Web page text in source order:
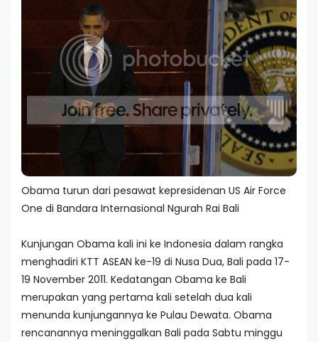
Obama turun dari pesawat kepresidenan US Air Force
One di Bandara Internasional Ngurah Rai Bali
Kunjungan Obama kali ini ke Indonesia dalam rangka
menghadiri KTT ASEAN ke-19 di Nusa Dua, Bali pada 17-
19 November 2011. Kedatangan Obama ke Bali
merupakan yang pertama kali setelah dua kali
menunda kunjungannya ke Pulau Dewata. Obama
rencanannya meninggalkan Bali pada Sabtu minggu